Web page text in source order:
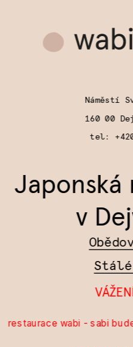
Náměstí
160 00
tel:
Japonská
v
Stálé
restaurace wabi - sabi